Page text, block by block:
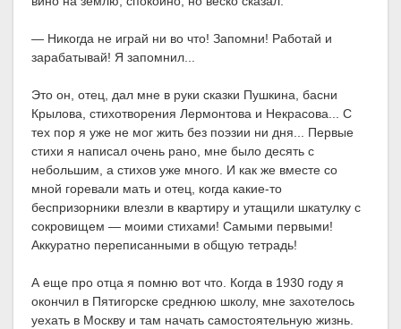
— Никогда не играй ни во что! Запомни! Работай и
зарабатывай! Я запомнил...
Это он, отец, дал мне в руки сказки Пушкина, басни
Крылова, стихотворения Лермонтова и Некрасова... С
тех пор я уже не мог жить без поэзии ни дня... Первые
стихи я написал очень рано, мне было десять с
небольшим, а стихов уже много. И как же вместе со
мной горевали мать и отец, когда какие-то
беспризорники влезли в квартиру и утащили шкатулку с
сокровищем — моими стихами! Самыми первыми!
Аккуратно переписанными в общую тетрадь!
А еще про отца я помню вот что. Когда в 1930 году я
окончил в Пятигорске среднюю школу, мне захотелось
уехать в Москву и там начать самостоятельную жизнь.